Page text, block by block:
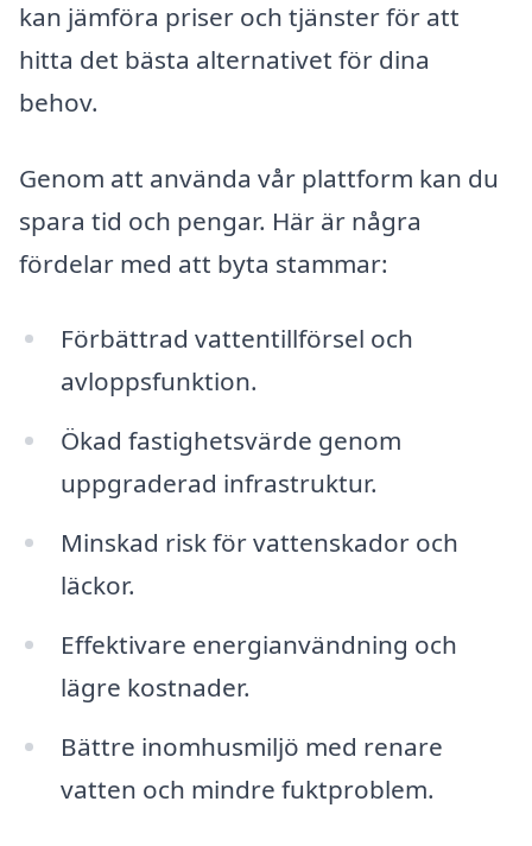
kan jämföra priser och tjänster för att
hitta det bästa alternativet för dina
behov.
Genom att använda vår plattform kan du
spara tid och pengar. Här är några
fördelar med att byta stammar:
Förbättrad vattentillförsel och
avloppsfunktion.
Ökad fastighetsvärde genom
uppgraderad infrastruktur.
Minskad risk för vattenskador och
läckor.
Effektivare energianvändning och
lägre kostnader.
Bättre inomhusmiljö med renare
vatten och mindre fuktproblem.